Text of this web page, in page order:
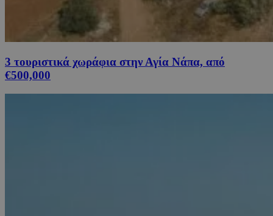
3 τουριστικά χωράφια στην Αγία Νάπα, από
€500,000